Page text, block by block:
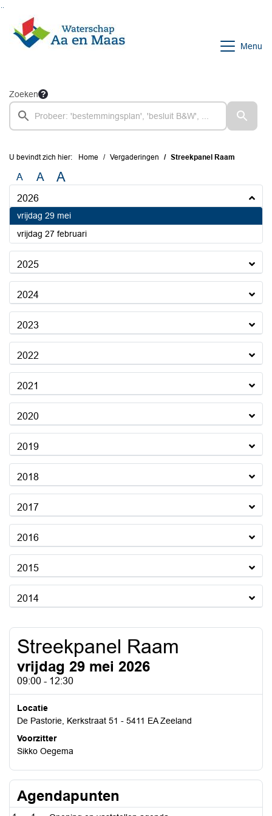
Ga naar de inhoud van deze pagina
Ga naar het zoeken
Ga naar het menu
Menu
Zoeken
U bevindt zich hier: Home Vergaderingen Streekpanel Raam
A A A
2026
vrijdag 29 mei2026
vrijdag 27 februari2026
2025
2024
2023
2022
2021
2020
2019
2018
2017
2016
2015
2014
Streekpanel Raam
vrijdag 29 mei 2026
09:00 - 12:30
Locatie
De Pastorie, Kerkstraat 51 - 5411 EA Zeeland
Voorzitter
Sikko Oegema
Agendapunten